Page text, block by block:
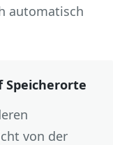
automatisch
Speicherorte
von der